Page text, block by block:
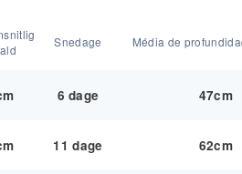
Snedage Média de
6 dage 47cm
11 dage 62cm